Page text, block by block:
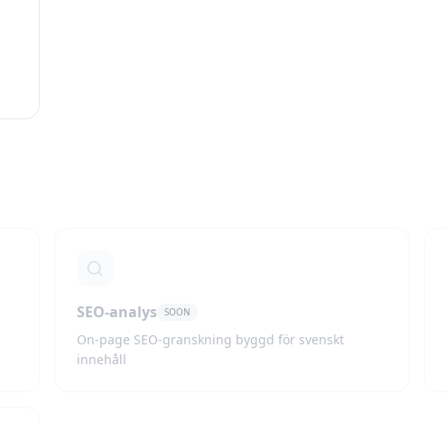
SEO-analys SOON
On-page SEO-granskning byggd för svenskt
innehåll